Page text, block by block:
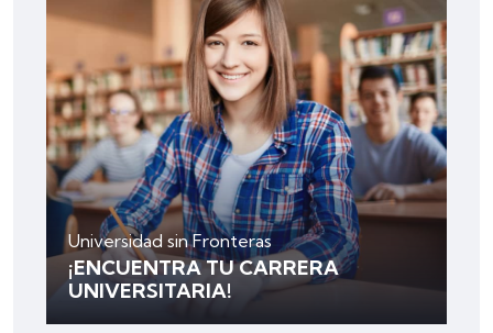
Universidad sin Fronteras
¡ENCUENTRA TU CARRERA
UNIVERSITARIA!